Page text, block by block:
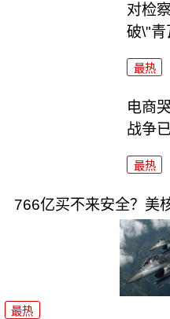
对检
破\"青
最热
电商
战争
最热
766亿买不来安全？美
最热